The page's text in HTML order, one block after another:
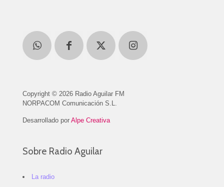
Copyright © 2026 Radio Aguilar FM
NORPACOM Comunicación S.L.
Desarrollado por Alpe Creativa
Sobre Radio Aguilar
La radio